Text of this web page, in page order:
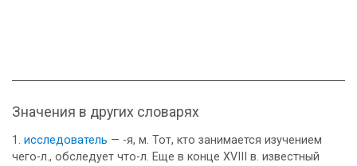
Значения в других словарях
исследователь — -я, м. Тот, кто занимается изучением
чего-л., обследует что-л. Еще в конце XVIII в. известный